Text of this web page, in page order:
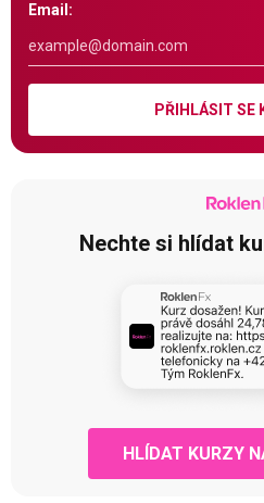
Email:
PŘIHLÁSIT SE
Nechte si hlídat
HLÍDAT KURZY